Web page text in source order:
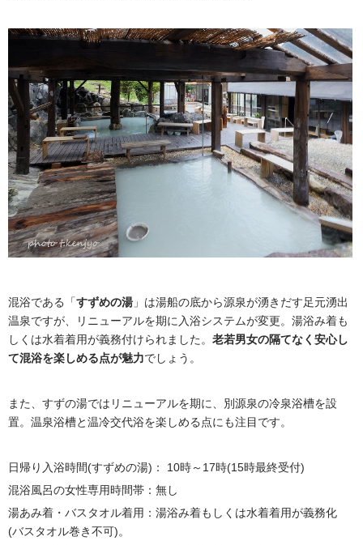
混浴である「すずめの湯 」は湯船の底から源泉が湧きだす足元湧出
温泉ですが、リニューアルを期に入浴システムが変更。湯浴み着も
しくは水着着用が義務付けられました。 老若男女の隔てなく安心し
て混浴を楽しめる点が魅力でしょう。
また、すずの湯ではリニューアルを期に、別源泉の冷泉浴槽を設
置。温泉浴槽と温冷交代浴を楽しめる点にも注目です。
日帰り入浴時間(すずめの湯)： 10時～17時(15時最終受付)
混浴風呂の女性専用時間帯：無し
湯あみ着・バスタオル着用：湯浴み着もしくは水着着用が義務化
(バスタオル巻き不可)。